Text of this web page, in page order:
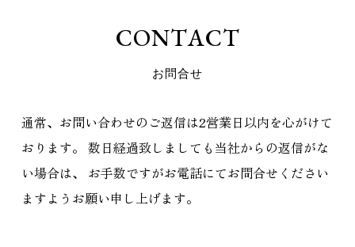
CONTACT
お問合せ
通常、お問い合わせのご返信は2営業日以内を心がけて
おります。 数日経過致しましても当社からの返信がな
い場合は、
お手数ですがお電話にてお問合せください
ますようお願い申し上げます。